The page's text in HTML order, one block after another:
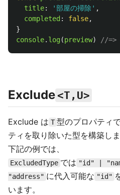
title: '部屋の掃除 ' ,
completed : false,
}
console. log(preview) //=>
Exclude <T,U>
Exclude は T 型のプロパティ
ティを取り除いた型を構築しま
下記の例では、
ExcludedType では "id" |
"address" に代入可能な "id"
います。